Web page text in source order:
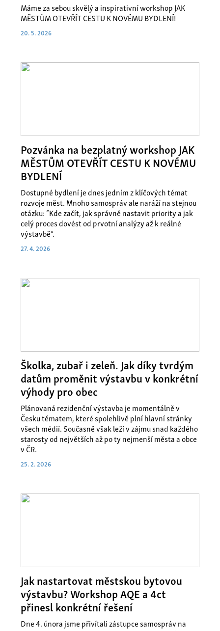
Máme za sebou skvělý a inspirativní workshop JAK
MĚSTŮM OTEVŘÍT CESTU K NOVÉMU BYDLENÍ!
20. 5. 2026
Pozvánka na bezplatný workshop JAK
MĚSTŮM OTEVŘÍT CESTU K NOVÉMU
BYDLENÍ
Dostupné bydlení je dnes jedním z klíčových témat
rozvoje měst. Mnoho samospráv ale naráží na stejnou
otázku: “Kde začít, jak správně nastavit priority a jak
celý proces dovést od prvotní analýzy až k reálné
výstavbě”.
27. 4. 2026
Školka, zubař i zeleň. Jak díky tvrdým
datům proměnit výstavbu v konkrétní
výhody pro obec
Plánovaná rezidenční výstavba je momentálně v
Česku tématem, které spolehlivě plní hlavní stránky
všech médií. Současně však leží v zájmu snad každého
starosty od největších až po ty nejmenší města a obce
v ČR.
25. 2. 2026
Jak nastartovat městskou bytovou
výstavbu? Workshop AQE a 4ct
přinesl konkrétní řešení
Dne 4. února jsme přivítali zástupce samospráv na